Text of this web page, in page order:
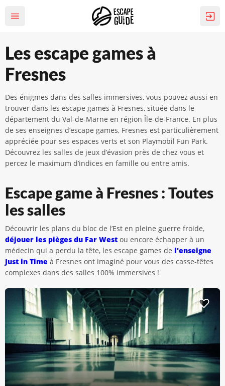
Les escape games à
Fresnes
Des énigmes dans des salles immersives, vous pouvez aussi en
trouver dans les escape games à Fresnes, située dans le
département du Val-de-Marne en région Île-de-France. En plus
de ses enseignes d’escape games, Fresnes est particulièrement
appréciée pour ses espaces verts et son Playmobil Fun Park.
Découvrez les salles de jeux d’évasion près de chez vous et
percez le maximum d’indices en famille ou entre amis.
Escape game à Fresnes : Toutes
les salles
Découvrir les plans du bloc de l’Est en pleine guerre froide,
déjouer les pièges du Far West ou encore échapper à un
médecin qui a perdu la tête, les escape games de l'enseigne
Just in Time à Fresnes ont imaginé pour vous des casse-têtes
complexes dans des salles 100% immersives !